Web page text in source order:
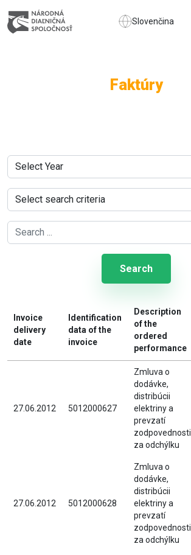
Slovenčina
Faktúry
Search
Invoice
delivery
date
Identification
data of the
invoice
Description
of the
ordered
performance
27.06.2012 5012000627
Zmluva o
dodávke,
distribúcii
elektriny a
prevzatí
zodpovednosti
za odchýlku
27.06.2012 5012000628
Zmluva o
dodávke,
distribúcii
elektriny a
prevzatí
zodpovednosti
za odchýlku